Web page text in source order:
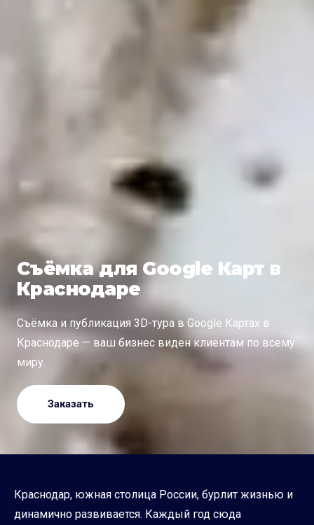
Съёмка для Google Карт в
Краснодаре
Съёмка и публикация 3D-тура в Google Картах в
Краснодаре — ваш бизнес виден клиентам по всему
миру.
Заказать
Краснодар, южная столица России, бурлит жизнью и
динамично развивается. Каждый год сюда